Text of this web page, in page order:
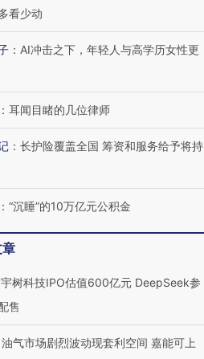
看少动
： AI冲击之下，年轻人与高学历女性更
： 耳闻目睹的几位律师
： 长护险覆盖全国 筹资和服务给予将持
： “沉睡”的10万亿元公积金
宇树科技IPO估值600亿元 DeepSeek参
售
油气市场剧烈波动现套利空间 嘉能可上